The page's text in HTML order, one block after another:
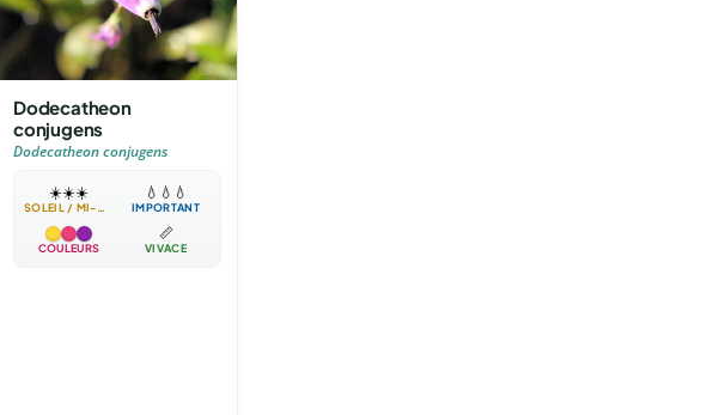
Dodecatheon
conjugens
Dodecatheon conjugens
☀️☀️☀️
SOLEIL / MI-OMBRE
💧 💧 💧
IMPORTANT
COULEURS
📏
VIVACE